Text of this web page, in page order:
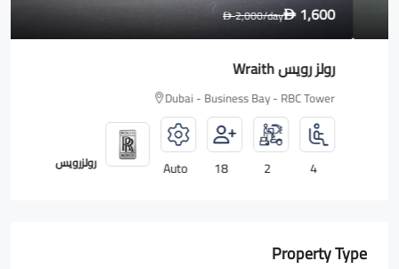
D1,600
D2,000/day
رولز رويس Wraith
Dubai - Business Bay - RBC Tower
Auto رولزرويس
Property Type